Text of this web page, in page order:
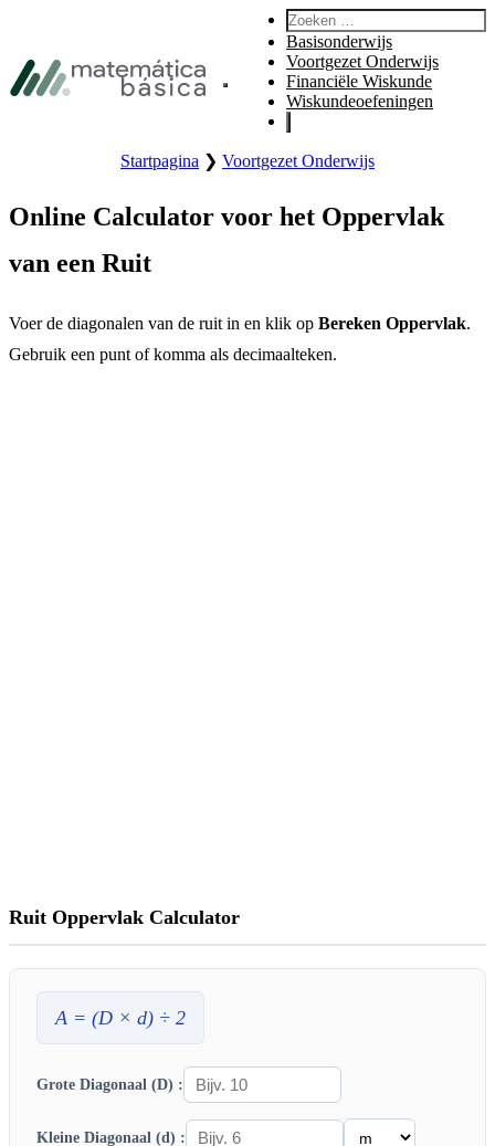
Ga naar de voettekst
Hoofdmenu van de website openen.
Zoeken:
Basisonderwijs
Voortgezet Onderwijs
Financiële Wiskunde
Wiskundeoefeningen
Startpagina ❯ Voortgezet Onderwijs
Online Calculator voor het Oppervlak
van een Ruit
Voer de diagonalen van de ruit in en klik op Bereken Oppervlak.
Gebruik een punt of komma als decimaalteken.
Ruit Oppervlak Calculator
A = (D × d) ÷ 2
Grote Diagonaal (D) :
Kleine Diagonaal (d) :